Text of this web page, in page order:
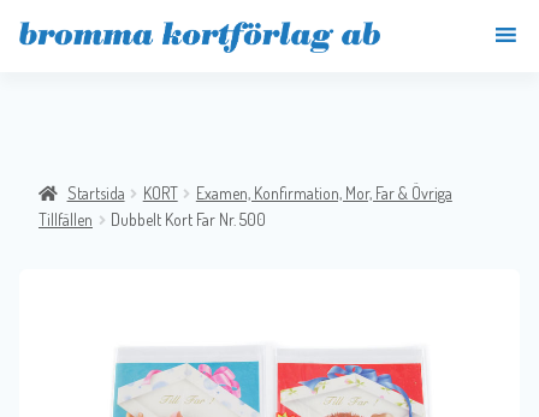
Startsida KORT
Examen, Konfirmation, Mor, Far & Övriga
Tillfällen
Dubbelt Kort Far Nr. 500